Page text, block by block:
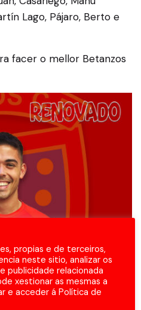
Lago, Pájaro, Berto e
facer o mellor Betanzos
propias e de terceiros,
neste sitio, analizar os
publicidade relacionada
xestionar as mesmas a
e acceder á Política de